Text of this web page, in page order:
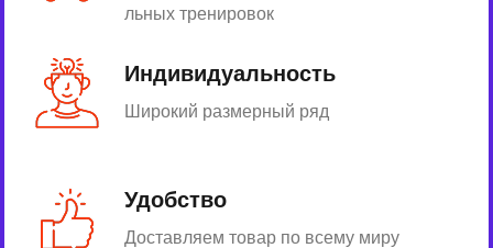
льных тренировок
Индивидуальность
Широкий размерный ряд
Удобство
Доставляем товар по всему миру